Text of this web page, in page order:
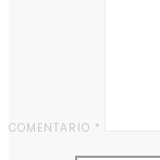
COMENTARIO *